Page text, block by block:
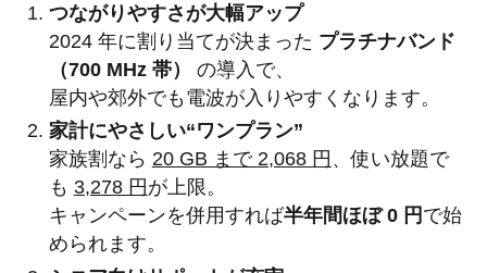
つながりやすさが大幅アップ
2024 年に割り当てが決まった プラチナバンド
（700 MHz 帯）
の導入で、
屋内や郊外でも電波が入りやすくなります。
家計にやさしい“ワンプラン”
家族割なら 20 GB まで 2,068 円 、使い放題で
も 3,278 円 が上限。
キャンペーンを併用すれば半年間ほぼ 0 円 で始
められます。